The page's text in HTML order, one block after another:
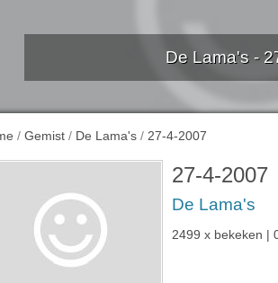
De Lama's -
/ Gemist / De Lama's / 27-4-2007
27-4-2007
De Lama's
2499 x bekeken |